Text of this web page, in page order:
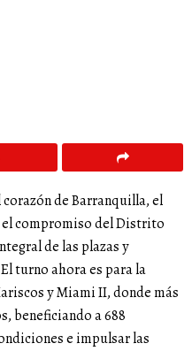
corazón de Barranquilla, el
el compromiso del Distrito
de las plazas y
turno ahora es para la
y Miami II, donde más
beneficiando a 688
e impulsar las